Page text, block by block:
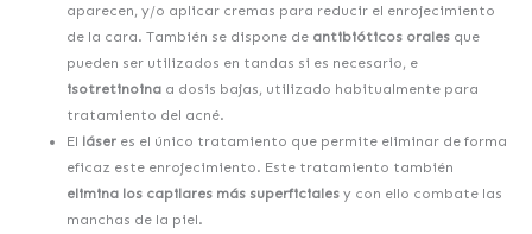
aparecen, y/o aplicar cremas para reducir el enrojecimiento
de la cara. También se dispone de antibióticos oralesque
pueden ser utilizados en tandas si es necesario, e
isotretinoinaa dosis bajas, utilizado habitualmente para
tratamiento del acné.
El láseres el único tratamiento que permite eliminar de forma
eficaz este enrojecimiento. Este tratamiento también
elimina los capilares más superficialesy con ello combate las
manchas de la piel.